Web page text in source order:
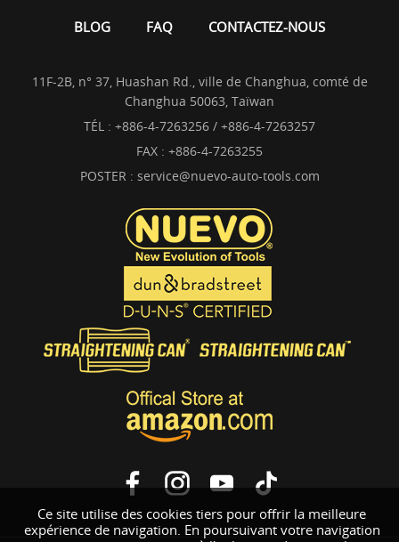
Ce site utilise des cookies tiers pour offrir la meilleure
expérience de navigation. En poursuivant votre navigation
BLOG FAQ CONTACTEZ-NOUS
11F-2B, n° 37, Huashan Rd., ville de Changhua, comté de
Changhua 50063, Taïwan
TÉL : +886-4-7263256 / +886-4-7263257
FAX : +886-4-7263255
POSTER : service@nuevo-auto-tools.com